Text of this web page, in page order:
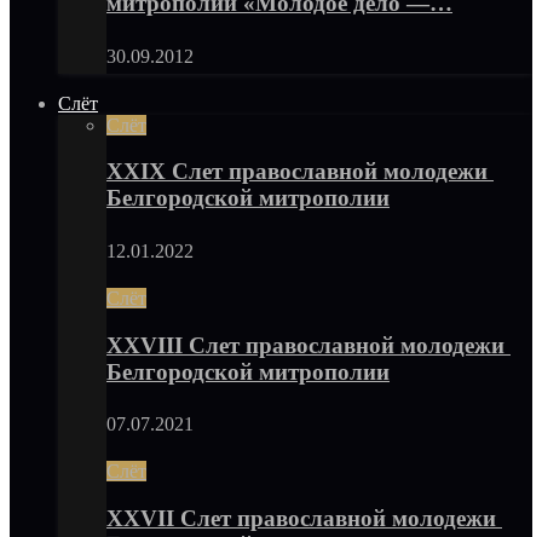
30.09.2012
Слёт
Слёт
XXIX Слет православной молодежи
Белгородской митрополии
12.01.2022
Слёт
XXVIII Слет православной молодежи
Белгородской митрополии
07.07.2021
Слёт
XXVII Слет православной молодежи